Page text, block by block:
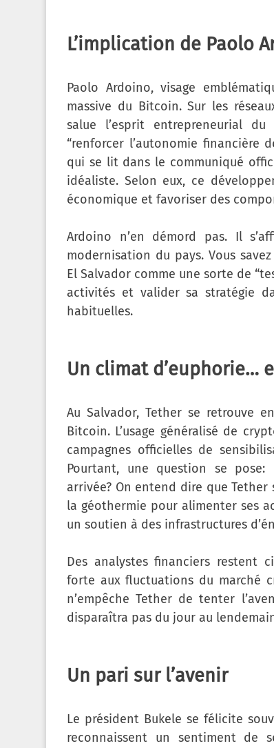
L’implication de Paolo
Paolo Ardoino, visage
massive du Bitcoin. Sur les
salue l’esprit entrepreneurial
“renforcer l’autonomie financière
qui se lit dans le communiqué
idéaliste. Selon eux, ce
économique et favoriser des
Ardoino n’en démord pas. Il
modernisation du pays. Vous
El Salvador comme une sorte de
activités et valider sa stratégie
habituelles.
Un climat d’euphorie…
Au Salvador, Tether se retrouve
Bitcoin. L’usage généralisé de
campagnes officielles de
Pourtant, une question se
arrivée? On entend dire que
la géothermie pour alimenter ses
un soutien à des infrastructures
Des analystes financiers restent
forte aux fluctuations du marché
n’empêche Tether de tenter
disparaîtra pas du jour au
Un pari sur l’avenir
Le président Bukele se félicite
reconnaissent un sentiment de